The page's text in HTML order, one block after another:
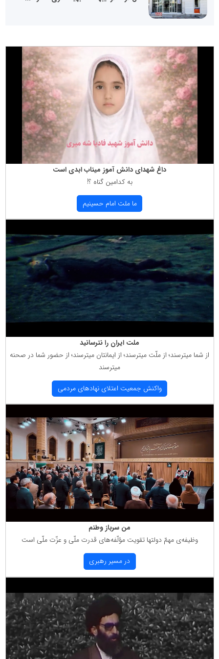
داغ شهدای دانش آموز میناب ابدی است
به كدامین گناه ؟!
ما ملت امام حسینیم
ملت ایران را نترسانید
از شما میترسند؛ از ملّت میترسند؛ از ایمانتان میترسند؛ از حضور شما در صحنه
میترسند
واكنش جمعیت اعتلای نهادهای مردمی
من سرباز وطنم
وظیفه‌ی مهمّ دولتها تقویت مؤلّفه‌های قدرت ملّی و عزّت ملّی است
در مسیر رهبری